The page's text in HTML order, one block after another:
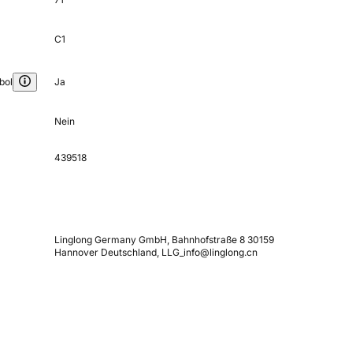
C1
Ja
Nein
439518
Linglong Germany GmbH, Bahnhofstraße 8 30159
Hannover Deutschland, LLG_info@linglong.cn